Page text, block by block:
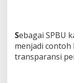
Sebagai SPBU
menjadi
transparansi